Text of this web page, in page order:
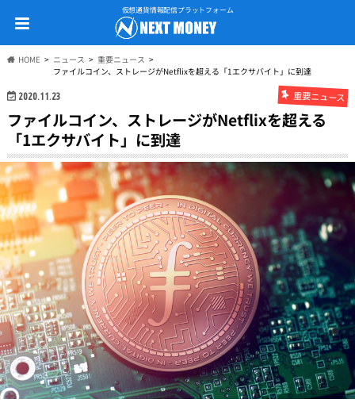
仮想通貨情報配信プラットフォーム
HOME ニュース
重要ニュース
ファイルコイン、ストレージがNetflixを超える「1エクサバイト」に到達
2020.11.23 重要ニュース
ファイルコイン、ストレージがNetflixを超える
「1エクサバイト」に到達